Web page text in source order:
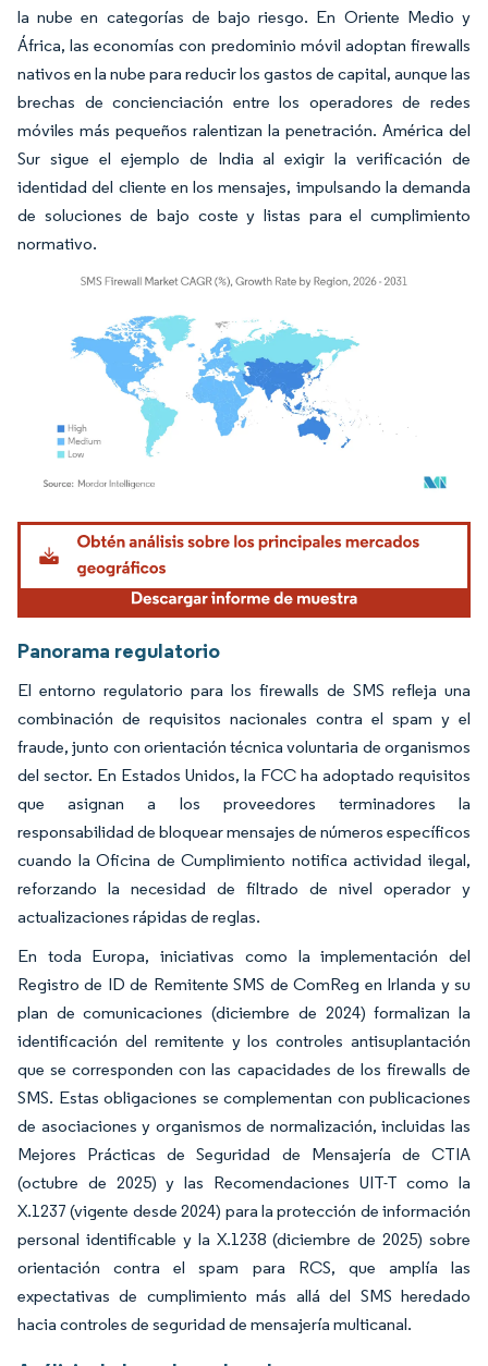
la nube en categorías de bajo riesgo. En Oriente Medio y
África, las economías con predominio móvil adoptan firewalls
nativos en la nube para reducir los gastos de capital, aunque las
brechas de concienciación entre los operadores de redes
móviles más pequeños ralentizan la penetración. América del
Sur sigue el ejemplo de India al exigir la verificación de
identidad del cliente en los mensajes, impulsando la demanda
de soluciones de bajo coste y listas para el cumplimiento
normativo.
Imagen © Mordor Intelligence. El uso requiere atribución según CC BY 4.0.
Panorama regulatorio
El entorno regulatorio para los firewalls de SMS refleja una
combinación de requisitos nacionales contra el spam y el
fraude, junto con orientación técnica voluntaria de organismos
del sector. En Estados Unidos, la FCC ha adoptado requisitos
que asignan a los proveedores terminadores la
responsabilidad de bloquear mensajes de números específicos
cuando la Oficina de Cumplimiento notifica actividad ilegal,
reforzando la necesidad de filtrado de nivel operador y
actualizaciones rápidas de reglas.
En toda Europa, iniciativas como la implementación del
Registro de ID de Remitente SMS de ComReg en Irlanda y su
plan de comunicaciones (diciembre de 2024) formalizan la
identificación del remitente y los controles antisuplantación
que se corresponden con las capacidades de los firewalls de
SMS. Estas obligaciones se complementan con publicaciones
de asociaciones y organismos de normalización, incluidas las
Mejores Prácticas de Seguridad de Mensajería de CTIA
(octubre de 2025) y las Recomendaciones UIT-T como la
X.1237 (vigente desde 2024) para la protección de información
personal identificable y la X.1238 (diciembre de 2025) sobre
orientación contra el spam para RCS, que amplía las
expectativas de cumplimiento más allá del SMS heredado
hacia controles de seguridad de mensajería multicanal.